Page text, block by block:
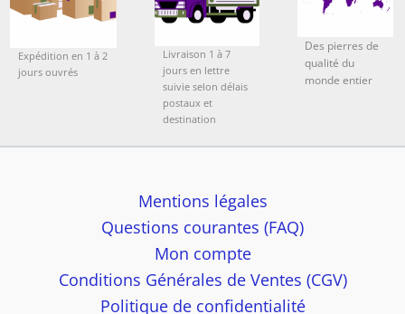
Expédition en 1 à 2
jours ouvrés
Livraison 1 à 7
jours en lettre
suivie selon délais
postaux et
destination
Des pierres de
qualité du
monde entier
Mentions légales
Questions courantes (FAQ)
Mon compte
Conditions Générales de Ventes (CGV)
Politique de confidentialité